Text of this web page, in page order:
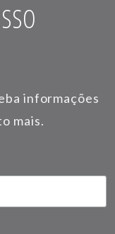
informações
mais.